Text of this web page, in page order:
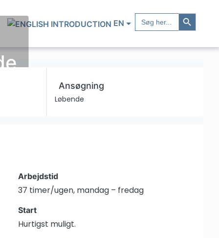
EN
Search
for:
Search Button
Ansøgning
Løbende
Arbejdstid
37 timer/ugen, mandag – fredag
Start
Hurtigst muligt.